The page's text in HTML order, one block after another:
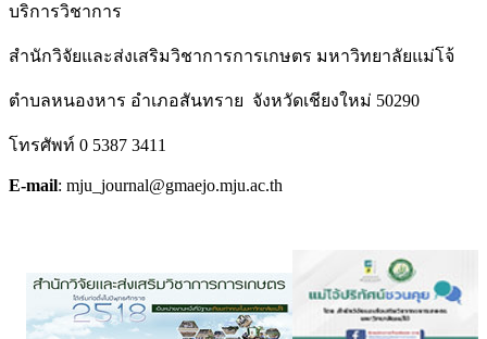
บริการวิชาการ
สำนักวิจัยและส่งเสริมวิชาการการเกษตร มหาวิทยาลัยแม่โจ้
ตำบลหนองหาร อำเภอสันทราย จังหวัดเชียงใหม่ 50290
โทรศัพท์ 0 5387 3411
E-mail: mju_journal@gmaejo.mju.ac.th